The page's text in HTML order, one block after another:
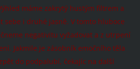
máme zakrytý hustým filtrem a
sebe i druhé jasně. V tomto hluboce
negativitu vyžadovat a z utrpení
Jakmile je zásobník emočního těla
do podpalubí, čekajíc na další